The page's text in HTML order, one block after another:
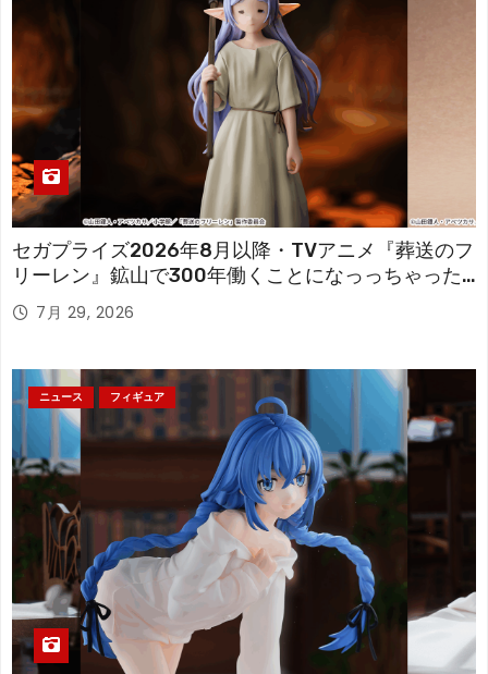
セガプライズ2026年8月以降・TVアニメ『葬送のフ
リーレン』鉱山で300年働くことになっっちゃった
「フリーレン」を立体化！
7月 29, 2026
ニュース フィギュア